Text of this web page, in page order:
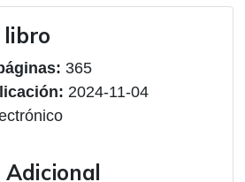
libro
365
2024-11-04